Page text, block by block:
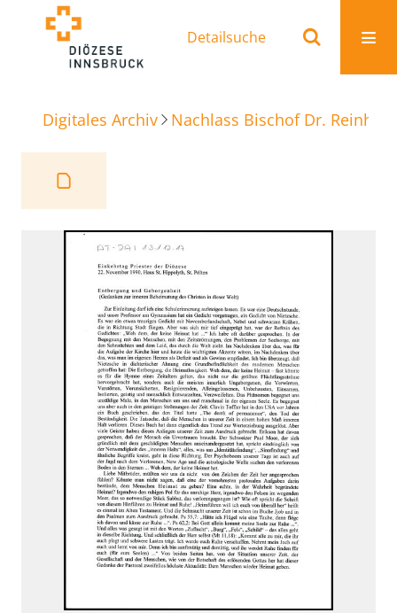
Detailsuche
Digitales Archiv Nachlass Bischof Dr.